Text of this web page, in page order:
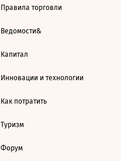
Правила торговли
Ведомости&
Капитал
Инновации и технологии
Как потратить
Туризм
Форум